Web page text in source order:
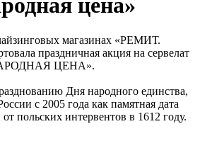
цена»
магазинах «РЕМИТ.
праздничная акция на сервелат
ЦЕНА».
Дня народного единства,
с 2005 года как памятная дата
польских интервентов в 1612 году.